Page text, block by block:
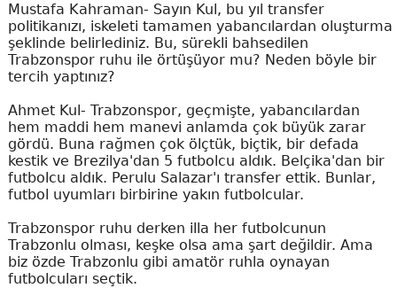
Mustafa Kahraman- Sayın Kul, bu yıl transfer
politikanızı, iskeleti tamamen yabancılardan oluşturma
şeklinde belirlediniz. Bu, sürekli bahsedilen
Trabzonspor ruhu ile örtüşüyor mu? Neden böyle bir
tercih yaptınız?
Ahmet Kul- Trabzonspor, geçmişte, yabancılardan
hem maddi hem manevi anlamda çok büyük zarar
gördü. Buna rağmen çok ölçtük, biçtik, bir defada
kestik ve Brezilya'dan 5 futbolcu aldık. Belçika'dan bir
futbolcu aldık. Perulu Salazar'ı transfer ettik. Bunlar,
futbol uyumları birbirine yakın futbolcular.
Trabzonspor ruhu derken illa her futbolcunun
Trabzonlu olması, keşke olsa ama şart değildir. Ama
biz özde Trabzonlu gibi amatör ruhla oynayan
futbolcuları seçtik.